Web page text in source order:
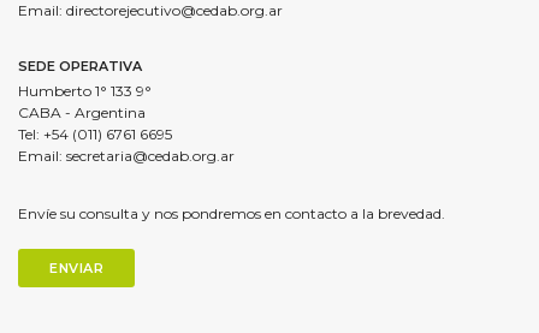
Email: directorejecutivo@cedab.org.ar
SEDE OPERATIVA
Humberto 1° 133 9°
CABA - Argentina
Tel: +54 (011) 6761 6695
Email: secretaria@cedab.org.ar
Envíe su consulta y nos pondremos en contacto a la brevedad.
ENVIAR